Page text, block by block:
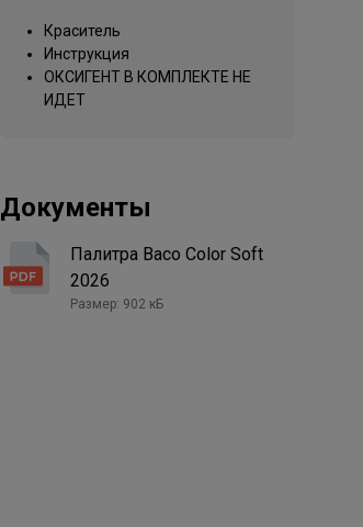
Краситель
Инструкция
ОКСИГЕНТ В КОМПЛЕКТЕ НЕ
ИДЕТ
Документы
Палитра Baco Color Soft
2026
Размер: 902 кБ